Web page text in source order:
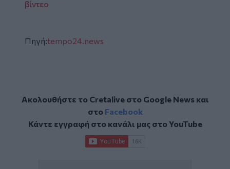
βίντεο
Πηγή:tempo24.news
Ακολουθήστε το Cretalive στο Google Newsκαι
στο Facebook
Κάντε εγγραφή στο κανάλι μας στοYouTube